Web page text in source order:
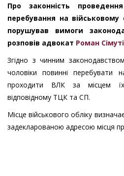
Про законність
перебування на
порушував вимоги
розповів адвокат Роман
Згідно з чинним законодавством
чоловіки повинні перебувати
проходити ВЛК за місцем
відповідному ТЦК та СП.
Місце військового обліку
задекларованою адресою місця